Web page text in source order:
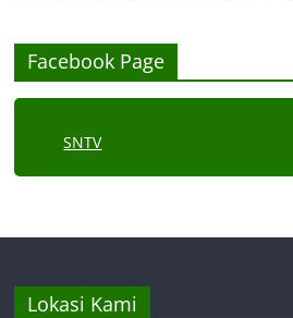
Facebook Page
SNTV
Lokasi Kami